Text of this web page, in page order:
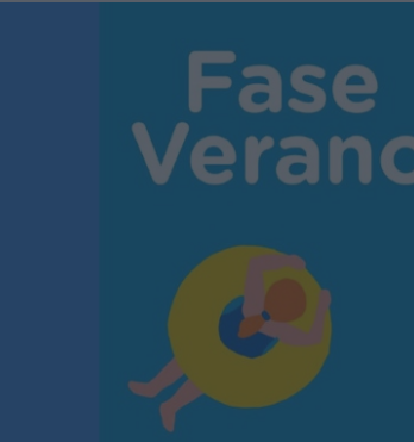
LA IA GENERATIVA ALCANZA YA AL 62% DE LOS ESPAÑOLES
A KIMBERLY BASTONI COMO NUEVA DIRECTORA COMERCIAL
LANZAN UNA COLECCIÓN PERSONALIZABLE INSPIRADA EN
SUBIENDO EL LISTÓN DE LA CREATIVIDAD
INCORPORA A CASONÁ Y ASUME LA GESTIÓN DE SUS
& RESORTS ACERCA EL PARAÍSO CANARIO EN SU ÚLTIMA
(BURGO DE ARIAS): “LA CONSTRUCCIÓN DE MARCA A LARGO
MÁS CERCA’, DE 22GRADOS PARA LOPESAN HOTELS & RESORTS